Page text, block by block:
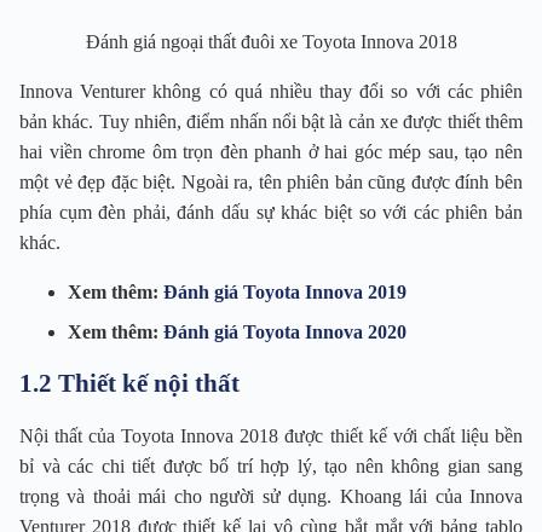
Đánh giá ngoại thất đuôi xe Toyota Innova 2018
Innova Venturer không có quá nhiều thay đổi so với các phiên
bản khác. Tuy nhiên, điểm nhấn nổi bật là cản xe được thiết thêm
hai viền chrome ôm trọn đèn phanh ở hai góc mép sau, tạo nên
một vẻ đẹp đặc biệt. Ngoài ra, tên phiên bản cũng được đính bên
phía cụm đèn phải, đánh dấu sự khác biệt so với các phiên bản
khác.
Xem thêm: Đánh giá Toyota Innova 2019
Xem thêm: Đánh giá Toyota Innova 2020
1.2 Thiết kế nội thất
Nội thất của Toyota Innova 2018 được thiết kế với chất liệu bền
bỉ và các chi tiết được bố trí hợp lý, tạo nên không gian sang
trọng và thoải mái cho người sử dụng. Khoang lái của Innova
Venturer 2018 được thiết kế lại vô cùng bắt mắt với bảng tablo